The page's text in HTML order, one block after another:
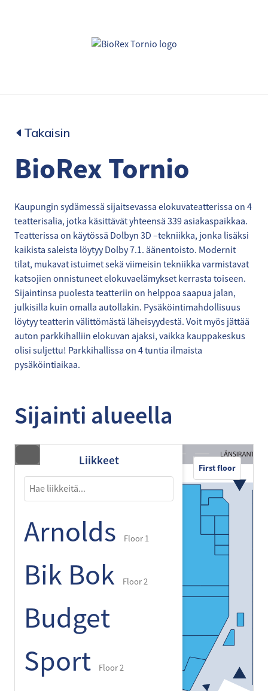
Takaisin
BioRex Tornio
Kaupungin sydämessä sijaitsevassa elokuvateatterissa on 4
teatterisalia, jotka käsittävät yhteensä 339 asiakaspaikkaa.
Teatterissa on käytössä Dolbyn 3D –tekniikka, jonka lisäksi
kaikista saleista löytyy Dolby 7.1. äänentoisto. Modernit
tilat, mukavat istuimet sekä viimeisin tekniikka varmistavat
katsojien onnistuneet elokuvaelämykset kerrasta toiseen.
Sijaintinsa puolesta teatteriin on helppoa saapua jalan,
julkisilla kuin omalla autollakin. Pysäköintimahdollisuus
löytyy teatterin välittömästä läheisyydestä. Voit myös jättää
auton parkkihalliin elokuvan ajaksi, vaikka kauppakeskus
olisi suljettu! Parkkihallissa on 4 tuntia ilmaista
pysäköintiaikaa.
Sijainti alueella
Liikkeet
Arnolds Floor 1
Bik Bok Floor 2
Budget
Sport
Floor 2
First floor